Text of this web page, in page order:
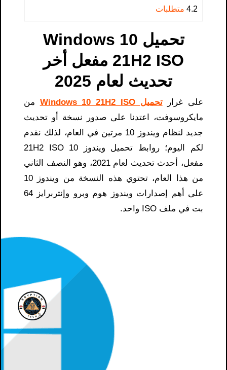
4.2 متطلبات
تحميل Windows 10
21H2 ISO مفعل أخر
تحديث لعام 2025
على غرارتحميل Windows 10 21H2 ISO
من
مايكروسوفت، اعتدنا على صدور نسخة أو تحديث
جديد لنظام ويندوز 10 مرتين في العام، لذلك نقدم
لكم اليوم؛ روابط تحميل ويندوز 10 21H2 ISO
مفعل، أحدث تحديث لعام 2021، وهو النصف الثاني
من هذا العام، تحتوي هذه النسخة من ويندوز 10
على أهم إصدارات ويندوز هوم وبرو وإنتربرايز 64
بت في ملف ISO واحد.